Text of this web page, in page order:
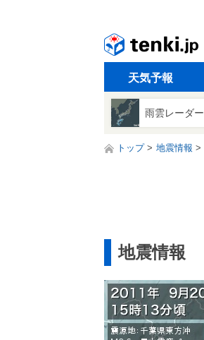
天気予報
雨雲レーダー
トップ 地震情報
地震情報